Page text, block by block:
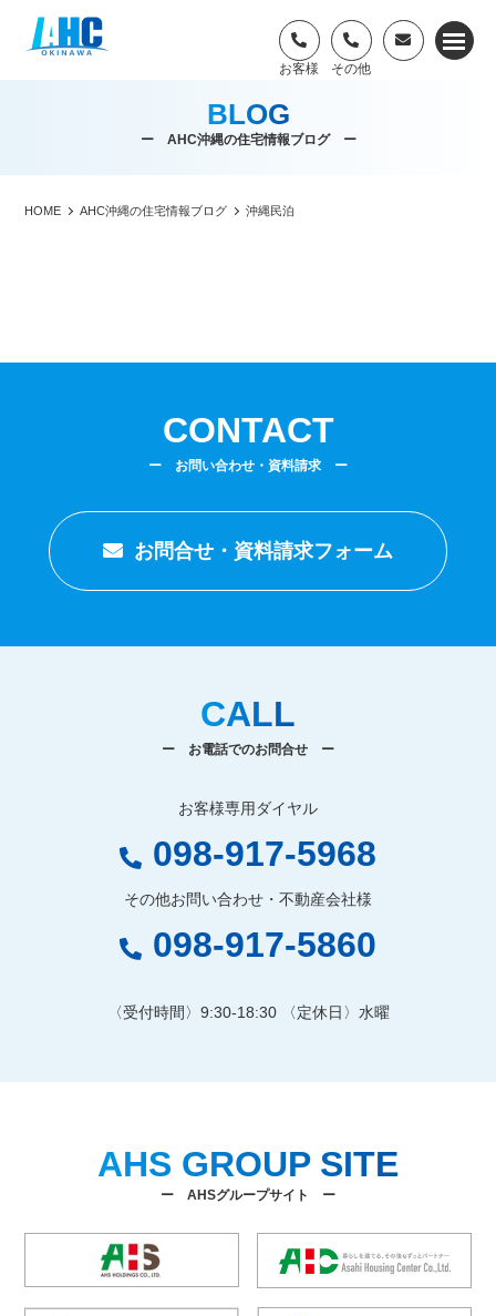
BLOG
ー AHC沖縄の住宅情報ブログ ー
HOME AHC沖縄の住宅情報ブログ 沖縄民泊
CONTACT
ー お問い合わせ・資料請求 ー
お問合せ・資料請求フォーム
CALL
ー お電話でのお問合せ ー
お客様専用ダイヤル
098-917-5968
その他お問い合わせ・不動産会社様
098-917-5860
〈受付時間〉9:30-18:30 〈定休日〉水曜
AHS GROUP SITE
ー AHSグループサイト ー